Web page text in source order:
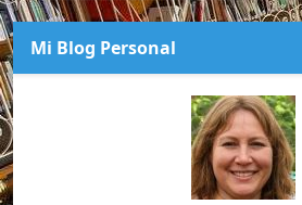
Mi Blog Personal